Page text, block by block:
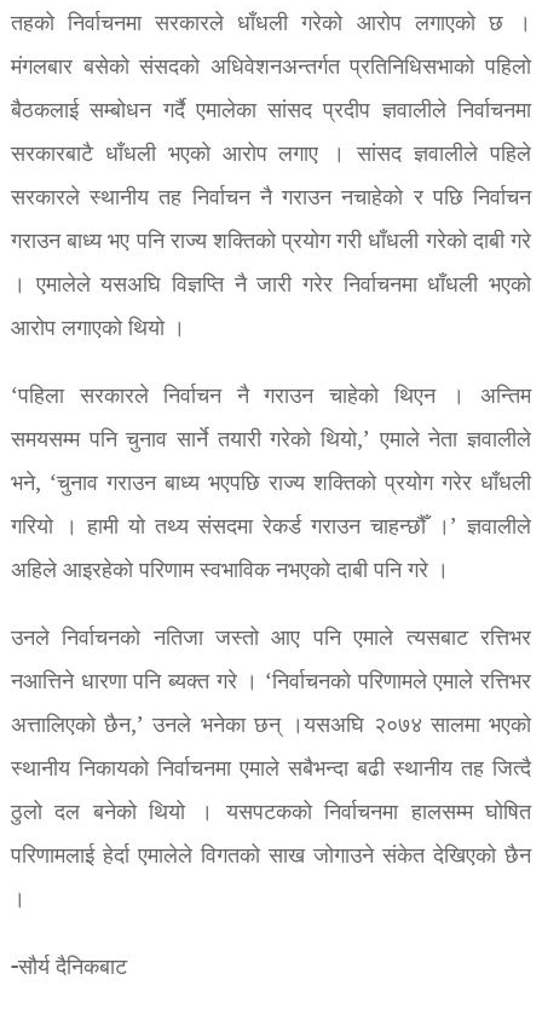
तहको निर्वाचनमा सरकारले धाँधली गरेको आरोप लगाएको छ ।
मंगलबार बसेको संसदको अधिवेशनअन्तर्गत प्रतिनिधिसभाको पहिलो
बैठकलाई सम्बोधन गर्दै एमालेका सांसद प्रदीप ज्ञवालीले निर्वाचनमा
सरकारबाटै धाँधली भएको आरोप लगाए । सांसद ज्ञवालीले पहिले
सरकारले स्थानीय तह निर्वाचन नै गराउन नचाहेको र पछि निर्वाचन
गराउन बाध्य भए पनि राज्य शक्तिको प्रयोग गरी धाँधली गरेको दाबी गरे
। एमालेले यसअघि विज्ञप्ति नै जारी गरेर निर्वाचनमा धाँधली भएको
आरोप लगाएको थियो ।
‘पहिला सरकारले निर्वाचन नै गराउन चाहेको थिएन । अन्तिम
समयसम्म पनि चुनाव सार्ने तयारी गरेको थियो,’ एमाले नेता ज्ञवालीले
भने, ‘चुनाव गराउन बाध्य भएपछि राज्य शक्तिको प्रयोग गरेर धाँधली
गरियो । हामी यो तथ्य संसदमा रेकर्ड गराउन चाहन्छौँ ।’ ज्ञवालीले
अहिले आइरहेको परिणाम स्वभाविक नभएको दाबी पनि गरे ।
उनले निर्वाचनको नतिजा जस्तो आए पनि एमाले त्यसबाट रत्तिभर
नआत्तिने धारणा पनि ब्यक्त गरे । ‘निर्वाचनको परिणामले एमाले रत्तिभर
अत्तालिएको छैन,’ उनले भनेका छन् ।यसअघि २०७४ सालमा भएको
स्थानीय निकायको निर्वाचनमा एमाले सबैभन्दा बढी स्थानीय तह जित्दै
ठुलो दल बनेको थियो । यसपटकको निर्वाचनमा हालसम्म घोषित
परिणामलाई हेर्दा एमालेले विगतको साख जोगाउने संकेत देखिएको छैन
।
-सौर्य दैनिकबाट